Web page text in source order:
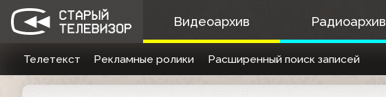
Видеоархив Радиоархив
Телетекст Рекламные ролики Расширенный поиск записей